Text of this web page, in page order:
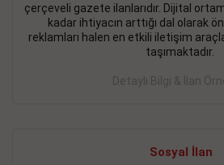
çerçeveli gazete ilanlarıdır. Dijital
kadar ihtiyacın arttığı dal olarak
reklamları halen en etkili iletişim
taşımaktadır.
Detaylı Bilgi & İlan
Sosyal İlan
BAKIRKÖY SATILIK İlanı-
KARTALTEPEde kelepir 2+ 1 satılık